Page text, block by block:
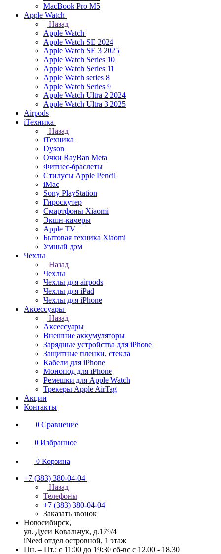
MacBook Pro M5
Apple Watch
Назад
Apple Watch
Apple Watch SE 2024
Apple Watch SE 3 2025
Apple Watch Series 10
Apple Watch Series 11
Apple Watch series 8
Apple Watch Series 9
Apple Watch Ultra 2 2024
Apple Watch Ultra 3 2025
Airpods
iТехника
Назад
iТехника
Dyson
Очки RayBan Meta
Фитнес-браслеты
Стилусы Apple Pencil
iMac
Sony PlayStation
Гироскутер
Смартфоны Xiaomi
Экшн-камеры
Apple TV
Бытовая техника Xiaomi
Умный дом
Чехлы
Назад
Чехлы
Чехлы для airpods
Чехлы для iPad
Чехлы для iPhone
Аксессуары
Назад
Аксессуары
Внешние аккумуляторы
Зарядные устройства для iPhone
Защитные пленки, стекла
Кабели для iPhone
Монопод для iPhone
Ремешки для Apple Watch
Трекеры Apple AirTag
Акции
Контакты
0 Сравнение
0 Избранное
0 Корзина
+7 (383) 380-04-04
Назад
Телефоны
+7 (383) 380-04-04
Заказать звонок
Новосибирск,
ул. Дуси Ковальчук, д.179/4
iNeed отдел островной, 1 этаж
Пн. – Пт.: с 11:00 до 19:30 сб-вс с 12.00 - 18.30